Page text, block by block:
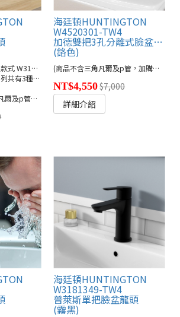
※同系列另有啞光黑之款式 W3182449-TW4
有3種高度
購另計900元)
海廷頓HUNTINGTON
W4520301-TW4
加德雙把3孔分離式臉盆龍頭
(鉻色)
(商品不含三角凡爾及p管，加購另計900元)
NT$4,550$7,000
詳細介紹
海廷頓HUNTINGTON
W3181349-TW4
普萊斯單把臉盆龍頭
(霧黑)